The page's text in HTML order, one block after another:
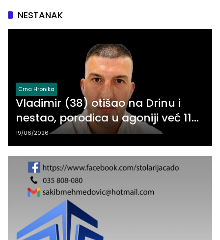
NESTANAK
Crna Hronika
Vladimir (38) otišao na Drinu i
nestao, porodica u agoniji već 11
dana
19/06/2026